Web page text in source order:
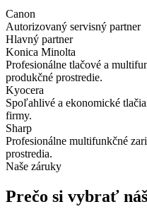
Canon
Autorizovaný servisný partner
Hlavný partner
Konica Minolta
Profesionálne tlačové a
produkčné prostredie.
Kyocera
Spoľahlivé a ekonomické
firmy.
Sharp
Profesionálne multifunkčné
prostredia.
Naše záruky
Prečo si vybrať